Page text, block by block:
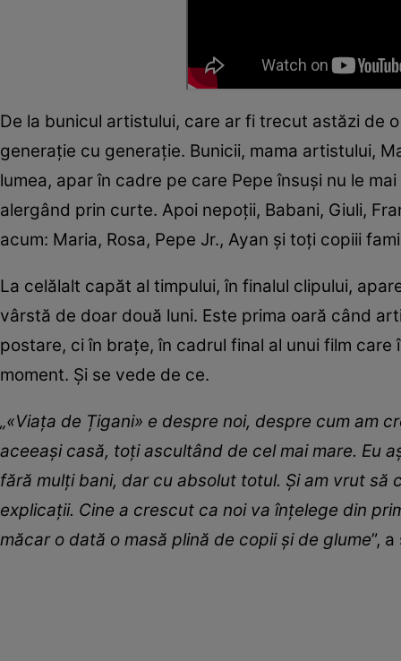
De la bunicul artistului, care ar fi trecut astăzi de
generație cu generație. Bunicii, mama artistului,
lumea, apar în cadre pe care Pepe însuși nu le
alergând prin curte. Apoi nepoții, Babani, Giuli,
acum: Maria, Rosa, Pepe Jr., Ayan și toți copiii
La celălalt capăt al timpului, în finalul clipului,
vârstă de doar două luni. Este prima oară când
postare, ci în brațe, în cadrul final al unui film
moment. Și se vede de ce.
„«Viața de Țigani» e despre noi, despre cum am
aceeași casă, toți ascultând de cel mai mare. Eu
fără mulți bani, dar cu absolut totul. Și am vrut
explicații. Cine a crescut ca noi va înțelege din
măcar o dată o masă plină de copii și de glume”,